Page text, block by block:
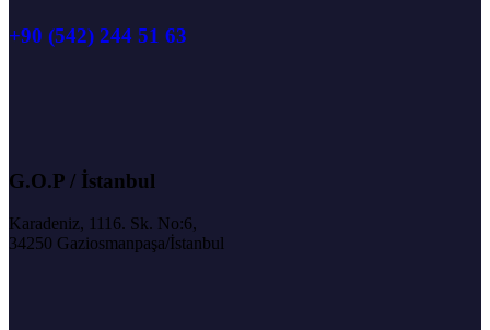
+90 (542) 244 51 63
G.O.P / İstanbul
Karadeniz, 1116. Sk. No:6,
34250 Gaziosmanpaşa/İstanbul